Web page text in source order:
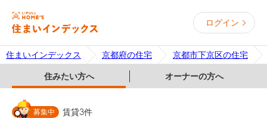
ログイン
住まいインデックス 京都府の住宅 京都市下京区の住宅
住みたい方へ オーナーの方へ
募集中 賃貸3件